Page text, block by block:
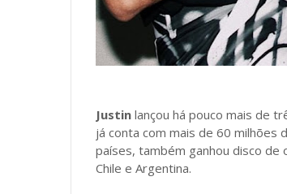
Justin lançou há pouco mais de
já conta com mais de 60 milhões
países, também ganhou disco de
Chile e Argentina.